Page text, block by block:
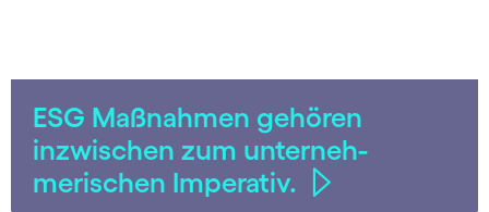
ESG Maßnahmen gehören
inzwischen zum unter­neh­
merischen Imperativ.